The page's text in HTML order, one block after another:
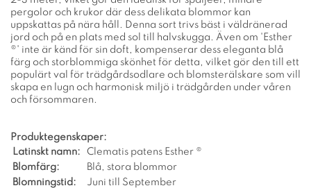
pergolor och krukor där dess delikata blommor kan
uppskattas på nära håll. Denna sort trivs bäst i väldränerad
jord och på en plats med sol till halvskugga. Även om 'Esther
®' inte är känd för sin doft, kompenserar dess eleganta blå
färg och storblommiga skönhet för detta, vilket gör den till ett
populärt val för trädgårdsodlare och blomsterälskare som vill
skapa en lugn och harmonisk miljö i trädgården under våren
och försommaren.
Produktegenskaper:
Latinskt namn:
Clematis patens Esther ®
Blomfärg:
Blå, stora blommor
Blomningstid:
Juni till September